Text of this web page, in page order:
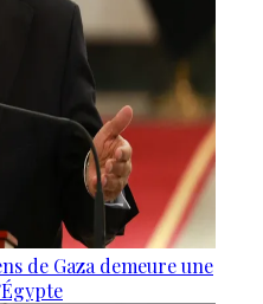
de Gaza demeure une